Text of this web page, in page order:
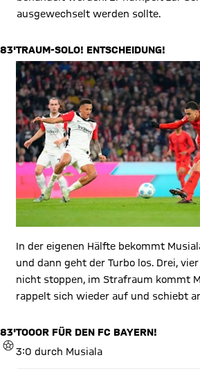
ausgewechselt werden sollte.
83'TRAUM-SOLO! ENTSCHEIDUNG!
In der eigenen Hälfte bekommt
und dann geht der Turbo los. Drei,
nicht stoppen, im Strafraum kommt
rappelt sich wieder auf und schiebt
83'
TOR
TOOOR FÜR DEN FC BAYERN!
3:0 durch Musiala